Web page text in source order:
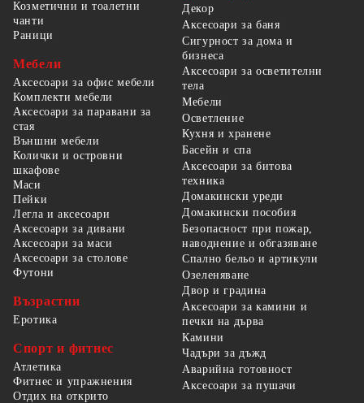
Козметични и тоалетни
чанти
Раници
Мебели
Аксесоари за офис мебели
Комплекти мебели
Аксесоари за паравани за
стая
Външни мебели
Колички и островни
шкафове
Маси
Пейки
Легла и аксесоари
Аксесоари за дивани
Аксесоари за маси
Аксесоари за столове
Футони
Възрастни
Еротика
Спорт и фитнес
Атлетика
Фитнес и упражнения
Отдих на открито
Декор
Аксесоари за баня
Сигурност за дома и
бизнеса
Аксесоари за осветителни
тела
Мебели
Осветление
Кухня и хранене
Басейн и спа
Аксесоари за битова
техника
Домакински уреди
Домакински пособия
Безопасност при пожар,
наводнение и обгазяване
Спално бельо и артикули
Озеленяване
Двор и градина
Аксесоари за камини и
печки на дърва
Камини
Чадъри за дъжд
Аварийна готовност
Аксесоари за пушачи